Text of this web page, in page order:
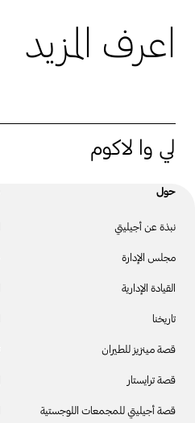
اعرف المزيد
لي وا لاكوم
حول
نبذة عن أجيليتي
مجلس الإدارة
القيادة الإدارية
تاريخنا
قصة مينزيز للطيران
قصة ترايستار
قصة أجيليتي للمجمعات اللوجستية